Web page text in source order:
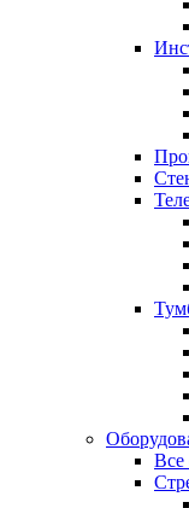
Все